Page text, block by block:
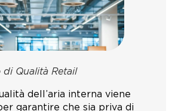
di Qualità Retail
dell’aria interna viene
garantire che sia priva di